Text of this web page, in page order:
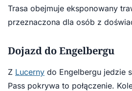
Trasa obejmuje eksponowany
przeznaczona dla osób z
Dojazd do Engelbergu
Z Lucerny do Engelbergu jedzie
Pass pokrywa to połączenie.